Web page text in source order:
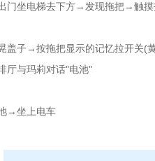
门坐电梯去下方→发现拖把→触
盖子→按拖把显示的记忆拉开关
与玛莉对话"电池"
→坐上电车